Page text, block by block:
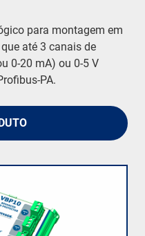
para montagem em
até 3 canais de
0-20 mA) ou 0-5 V
PA.